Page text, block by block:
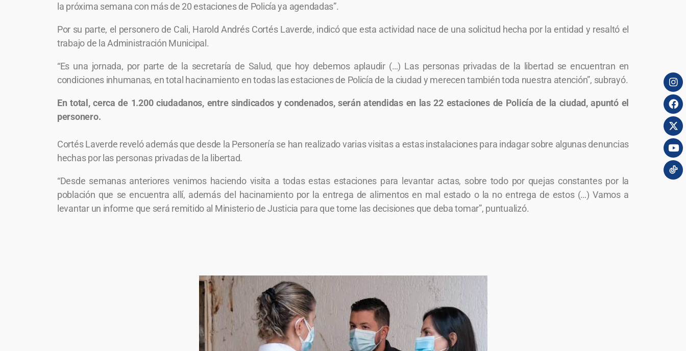
la próxima semana con más de 20 estaciones de Policía ya agendadas”.
Por su parte, el personero de Cali, Harold Andrés Cortés Laverde, indicó que esta actividad nace de una solicitud hecha por la entidad y resaltó el
trabajo de la Administración Municipal.
“Es una jornada, por parte de la secretaría de Salud, que hoy debemos aplaudir (…) Las personas privadas de la libertad se encuentran en
condiciones inhumanas, en total hacinamiento en todas las estaciones de Policía de la ciudad y merecen también toda nuestra atención”, subrayó.
En total, cerca de 1.200 ciudadanos, entre sindicados y condenados, serán atendidas en las 22 estaciones de Policía de la ciudad, apuntó el
personero.
Cortés Laverde reveló además que desde la Personería se han realizado varias visitas a estas instalaciones para indagar sobre algunas denuncias
hechas por las personas privadas de la libertad.
“Desde semanas anteriores venimos haciendo visita a todas estas estaciones para levantar actas, sobre todo por quejas constantes por la
población que se encuentra allí, además del hacinamiento por la entrega de alimentos en mal estado o la no entrega de estos (…) Vamos a
levantar un informe que será remitido al Ministerio de Justicia para que tome las decisiones que deba tomar”, puntualizó.